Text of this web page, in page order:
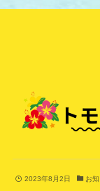
2023年8月2日 お